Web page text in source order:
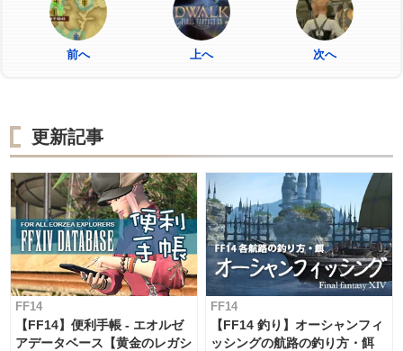
前へ 上へ 次へ
更新記事
FF14
【FF14】便利手帳 - エオルゼ
アデータベース【黄金のレガシ
FF14
【FF14 釣り】オーシャンフィ
ッシングの航路の釣り方・餌